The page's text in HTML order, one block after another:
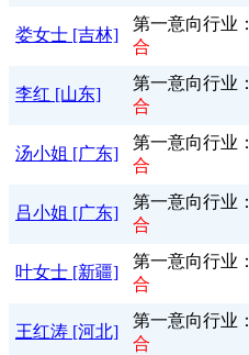
娄女士 [吉林]
第一意向行业：
合
李红 [山东]
第一意向行业：
合
汤小姐 [广东]
第一意向行业：
合
吕小姐 [广东]
第一意向行业：
合
叶女士 [新疆]
第一意向行业：
合
王红涛 [河北]
第一意向行业：
合